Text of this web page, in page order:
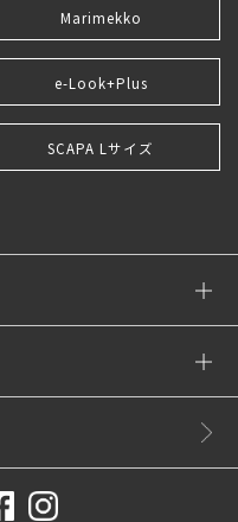
Marimekko
e-Look+Plus
SCAPA Lサイズ